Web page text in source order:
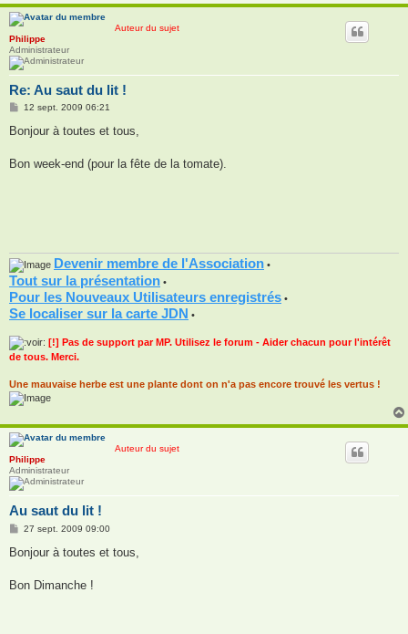
Auteur du sujet
Philippe
Administrateur
Re: Au saut du lit !
M
s
g
12 sept. 2009 06:21
Bonjour à toutes et tous,
Bon week-end (pour la fête de la tomate).
Devenir membre de l'Association •
Tout sur la présentation •
Pour les Nouveaux Utilisateurs enregistrés •
Se localiser sur la carte JDN •
[!] Pas de support par MP. Utilisez le forum - Aider chacun pour l'intérêt
de tous. Merci.
Une mauvaise herbe est une plante dont on n'a pas encore trouvé les vertus !
Auteur du sujet
Philippe
Administrateur
Au saut du lit !
M
s
g
27 sept. 2009 09:00
Bonjour à toutes et tous,
Bon Dimanche !